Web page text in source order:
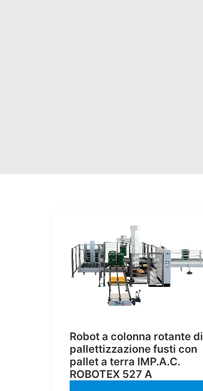
Robot a colonna rotante di
pallettizzazione fusti con
pallet a terra IMP.A.C.
ROBOTEX 527 A